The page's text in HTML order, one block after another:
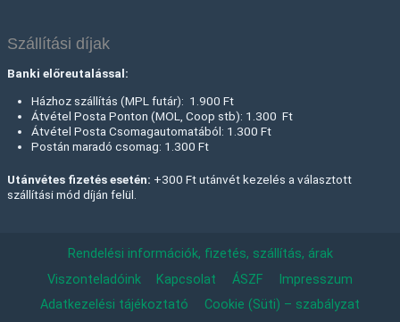
Szállítási díjak
Banki előreutalással:
Házhoz szállítás (MPL futár): 1.900 Ft
Átvétel Posta Ponton (MOL, Coop stb): 1.300 Ft
Átvétel Posta Csomagautomatából: 1.300 Ft
Postán maradó csomag: 1.300 Ft
Utánvétes fizetés esetén: +300 Ft utánvét kezelés a választott
szállítási mód díján felül.
Rendelési információk, fizetés, szállítás, árak
Viszonteladóink
Kapcsolat ÁSZF
Impresszum
Adatkezelési tájékoztató
Cookie (Süti) – szabályzat